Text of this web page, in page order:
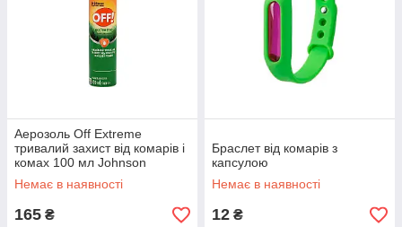
Аерозоль Off Extreme
тривалий захист від комарів і
комах 100 мл Johnson
Немає в наявності
165 ₴
Браслет від комарів з
капсулою
Немає в наявності
12 ₴